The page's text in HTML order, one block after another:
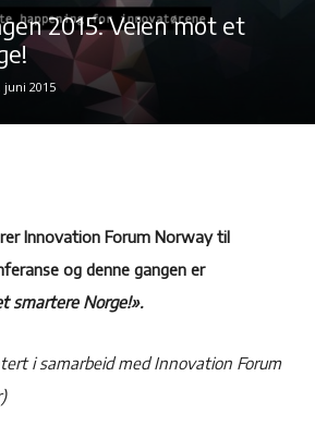
2015: Veien mot et
juni 2015
Innovation Forum Norway til
og denne gangen er
smartere Norge!».
i samarbeid med Innovation Forum